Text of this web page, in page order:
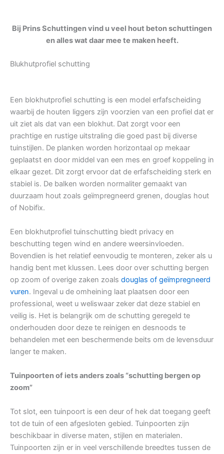
Bij Prins Schuttingen vind u veel hout beton schuttingen
en alles wat daar mee te maken heeft.
Blukhutprofiel schutting
Een blokhutprofiel schutting is een model erfafscheiding
waarbij de houten liggers zijn voorzien van een profiel dat er
uit ziet als dat van een blokhut. Dat zorgt voor een
prachtige en rustige uitstraling die goed past bij diverse
tuinstijlen. De planken worden horizontaal op mekaar
geplaatst en door middel van een mes en groef koppeling in
elkaar gezet. Dit zorgt ervoor dat de erfafscheiding sterk en
stabiel is. De balken worden normaliter gemaakt van
duurzaam hout zoals geïmpregneerd grenen, douglas hout
of Nobifix.
Een blokhutprofiel tuinschutting biedt privacy en
beschutting tegen wind en andere weersinvloeden.
Bovendien is het relatief eenvoudig te monteren, zeker als u
handig bent met klussen. Lees door over schutting bergen
op zoom of overige zaken zoals douglas of geïmpregneerd
vuren. Ingeval u de omheining laat plaatsen door een
professional, weet u weliswaar zeker dat deze stabiel en
veilig is. Het is belangrijk om de schutting geregeld te
onderhouden door deze te reinigen en desnoods te
behandelen met een beschermende beits om de levensduur
langer te maken.
Tuinpoorten of iets anders zoals “schutting bergen op
zoom”
Tot slot, een tuinpoort is een deur of hek dat toegang geeft
tot de tuin of een afgesloten gebied. Tuinpoorten zijn
beschikbaar in diverse maten, stijlen en materialen.
Tuinpoorten zijn er in veel verschillende breedtes tussen de